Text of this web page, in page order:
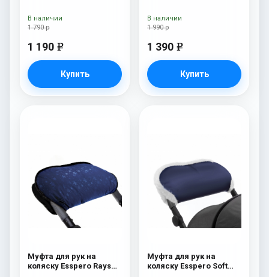
Grey
1 790 р
1 190 e
Купить
В наличии
1 990 р
1 390 e
Купить
В наличии
Муфта для рук на
коляску Esspero Rays
Муфта для рук на
коляску Esspero Soft